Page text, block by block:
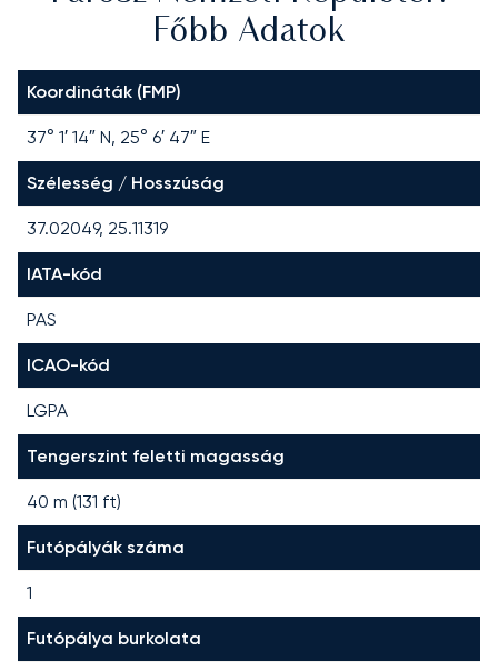
Főbb Adatok
Koordináták (FMP)
37° 1′ 14″ N, 25° 6′ 47″ E
Szélesség / Hosszúság
37.02049, 25.11319
IATA-kód
PAS
ICAO-kód
LGPA
Tengerszint feletti magasság
40 m (131 ft)
Futópályák száma
1
Futópálya burkolata